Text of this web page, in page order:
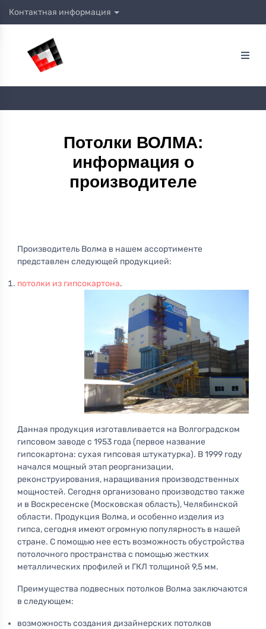
Контактная информация
Потолки ВОЛМА:
информация о
производителе
Производитель Волма в нашем ассортименте
представлен следующей продукцией:
потолки из гипсокартона.
Данная продукция изготавливается на Волгоградском
гипсовом заводе с 1953 года (первое название
гипсокартона: сухая гипсовая штукатурка). В 1999 году
начался мощный этап реорганизации,
реконструирования, наращивания производственных
мощностей. Сегодня организовано производство также
и в Воскресенске (Московская область), Челябинской
области. Продукция Волма, и особенно изделия из
гипса, сегодня имеют огромную популярность в нашей
стране. С помощью нее есть возможность обустройства
потолочного пространства с помощью жестких
металлических профилей и ГКЛ толщиной 9,5 мм.
Преимущества подвесных потолков Волма заключаются
в следующем:
возможность создания дизайнерских потолков